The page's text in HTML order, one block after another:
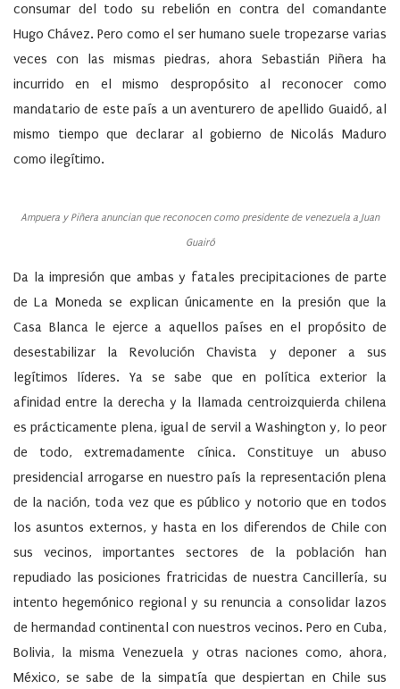
consumar del todo su rebelión en contra del comandante
Hugo Chávez. Pero como el ser humano suele tropezarse varias
veces con las mismas piedras, ahora Sebastián Piñera ha
incurrido en el mismo despropósito al reconocer como
mandatario de este país a un aventurero de apellido Guaidó, al
mismo tiempo que declarar al gobierno de Nicolás Maduro
como ilegítimo.
Ampuera y Piñera anuncian que reconocen como presidente de venezuela a Juan
Guairó
Da la impresión que ambas y fatales precipitaciones de parte
de La Moneda se explican únicamente en la presión que la
Casa Blanca le ejerce a aquellos países en el propósito de
desestabilizar la Revolución Chavista y deponer a sus
legítimos líderes. Ya se sabe que en política exterior la
afinidad entre la derecha y la llamada centroizquierda chilena
es prácticamente plena, igual de servil a Washington y, lo peor
de todo, extremadamente cínica. Constituye un abuso
presidencial arrogarse en nuestro país la representación plena
de la nación, toda vez que es público y notorio que en todos
los asuntos externos, y hasta en los diferendos de Chile con
sus vecinos, importantes sectores de la población han
repudiado las posiciones fratricidas de nuestra Cancillería, su
intento hegemónico regional y su renuncia a consolidar lazos
de hermandad continental con nuestros vecinos. Pero en Cuba,
Bolivia, la misma Venezuela y otras naciones como, ahora,
México, se sabe de la simpatía que despiertan en Chile sus